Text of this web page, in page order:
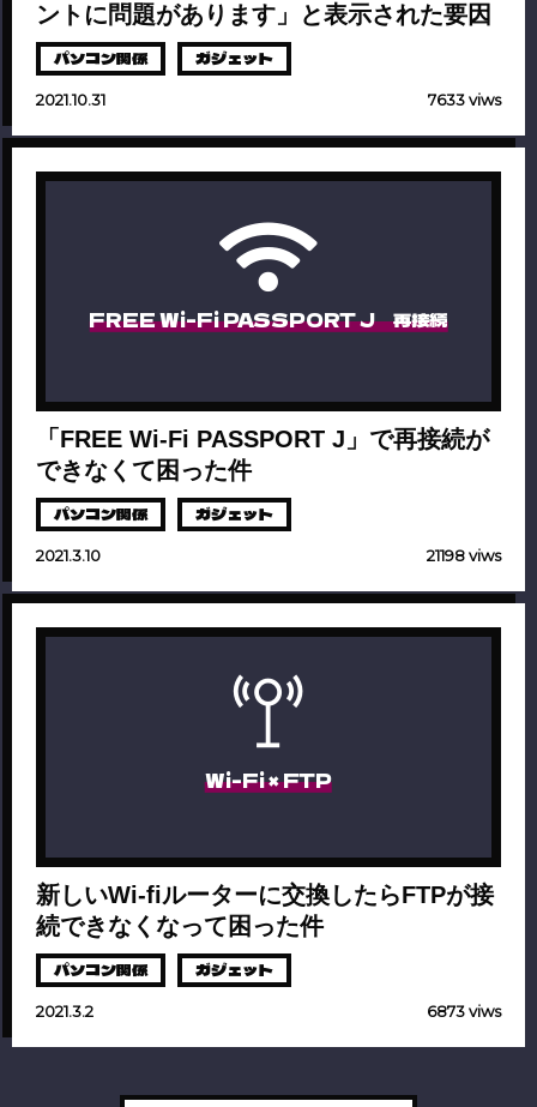
ントに問題があります」と表示された要因
パソコン関係 ガジェット
2021.10.31 7633 viws
FREE Wi-Fi PASSPORT J 再接続
「FREE Wi-Fi PASSPORT J」で再接続が
できなくて困った件
パソコン関係 ガジェット
2021.3.10 21198 viws
Wi-Fi × FTP
新しいWi-fiルーターに交換したらFTPが接
続できなくなって困った件
パソコン関係 ガジェット
2021.3.2 6873 viws